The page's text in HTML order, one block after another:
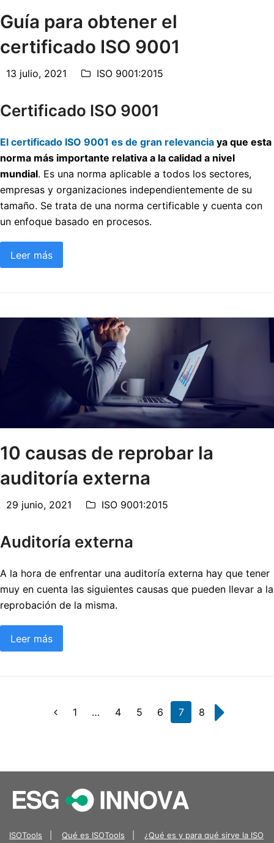
Guía para obtener el
certificado ISO 9001
13 julio, 2021 ISO 9001:2015
Certificado ISO 9001
El certificado ISO 9001 es de gran relevancia ya que esta
norma más importante relativa a la calidad a nivel
mundial. Es una norma aplicable a todos los sectores,
empresas y organizaciones independientemente de su
tamaño. Se trata de una norma certificable y cuenta con
un enfoque basado en procesos.
Leer más
10 causas de reprobar la
auditoría externa
29 junio, 2021 ISO 9001:2015
Auditoría externa
A la hora de enfrentar una auditoría externa hay que tener
muy en cuenta las siguientes causas que pueden llevar a la
reprobación de la misma.
Leer más
AnteriorPage
1 … Page
4 Page
5 Page
6 Page
7 Page
8 Siguiente
ISOTools Qué es ISOTools
¿Qué es y para qué sirve la ISO